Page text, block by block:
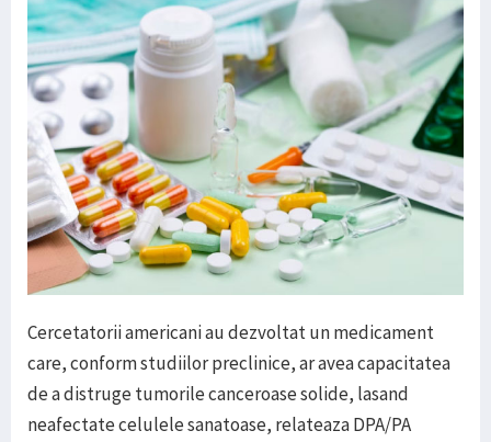
Cercetatorii americani au dezvoltat un medicament
care, conform studiilor preclinice, ar avea capacitatea
de a distruge tumorile canceroase solide, lasand
neafectate celulele sanatoase, relateaza DPA/PA